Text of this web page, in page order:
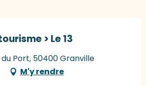
> Le 13
du Port, 50400 Granville
M'y rendre